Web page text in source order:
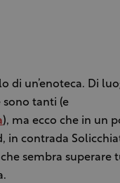
di un’enoteca. Di
sono tanti (e
), ma ecco che in un
in contrada
sembra superare